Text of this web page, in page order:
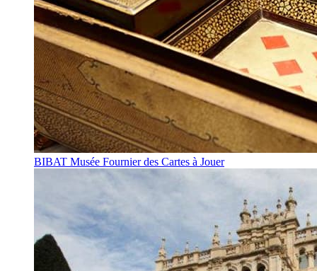
BIBAT Musée Fournier des Cartes à Jouer